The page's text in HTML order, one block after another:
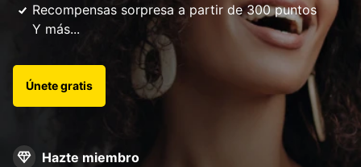
Recompensas sorpresa a partir de 300 puntos
Y más...
Únete gratis
Hazte miembro